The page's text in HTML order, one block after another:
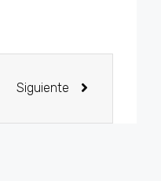
Siguiente